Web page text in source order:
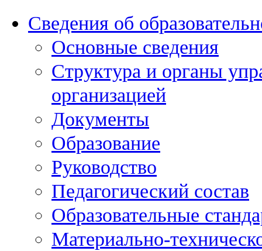
Сведения об
Основные сведения
Структура и органы
организацией
Документы
Образование
Руководство
Педагогический состав
Образовательные
Материально-